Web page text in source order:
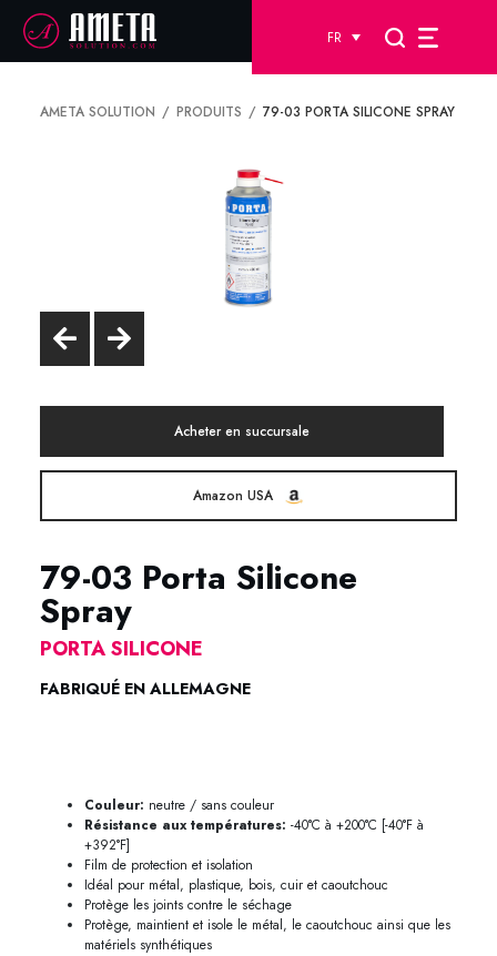
FR
AMETA SOLUTION PRODUITS 79-03 PORTA SILICONE SPRAY
Acheter en succursale
Amazon USA
79-03 Porta Silicone
Spray
PORTA SILICONE
FABRIQUÉ EN ALLEMAGNE
Couleur: neutre / sans couleur
Résistance aux températures: -40°C à +200°C [-40°F à
+392°F]
Film de protection et isolation
Idéal pour métal, plastique, bois, cuir et caoutchouc
Protège les joints contre le séchage
Protège, maintient et isole le métal, le caoutchouc ainsi que les
matériels synthétiques